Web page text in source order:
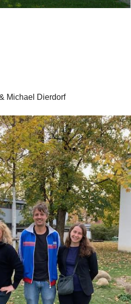
Michael Dierdorf